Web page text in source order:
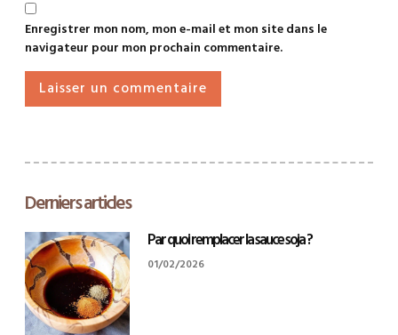
Enregistrer mon nom, mon e-mail et mon site dans le
navigateur pour mon prochain commentaire.
Derniers articles
Par quoi remplacer la sauce soja ?
01/02/2026